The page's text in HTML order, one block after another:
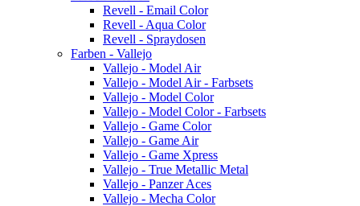
Revell - Email Color
Revell - Aqua Color
Revell - Spraydosen
Farben - Vallejo
Vallejo - Model Air
Vallejo - Model Air - Farbsets
Vallejo - Model Color
Vallejo - Model Color - Farbsets
Vallejo - Game Color
Vallejo - Game Air
Vallejo - Game Xpress
Vallejo - True Metallic Metal
Vallejo - Panzer Aces
Vallejo - Mecha Color